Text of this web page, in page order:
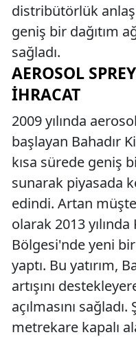
distribütörlük
geniş bir dağıtım
sağladı.
AEROSOL
İHRACAT
2009 yılında
başlayan Bahadır
kısa sürede geniş
sunarak piyasada
edindi. Artan
olarak 2013
Bölgesi'nde yeni
yaptı. Bu yatırım,
artışını
açılmasını
metrekare kapalı